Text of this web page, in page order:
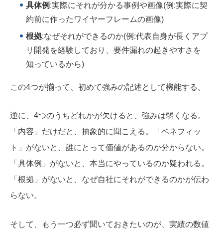
具体例 :実際にそれが分かる事例や画像(例:実際に契
約前に作ったワイヤーフレームの画像)
根拠:なぜそれができるのか(例:代表自身が長くアプ
リ開発を経験しており、要件漏れの起きやすさを
知っているから)
この4つが揃って、初めて強みの記述として機能する。
逆に、4つのうちどれかが欠けると、強みは弱くなる。
「内容」だけだと、抽象的に聞こえる。「ベネフィッ
ト」がないと、誰にとって価値があるのか分からない。
「具体例」がないと、本当にやっているのか疑われる。
「根拠」がないと、なぜ自社にそれができるのかが伝わ
らない。
そして、もう一つ必ず聞いておきたいのが、実績の数値